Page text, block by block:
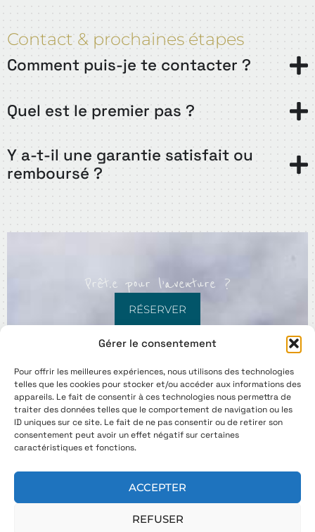
Gérer le consentement
Pour offrir les meilleures expériences, nous utilisons des technologies
telles que les cookies pour stocker et/ou accéder aux informations des
appareils. Le fait de consentir à ces technologies nous permettra de
traiter des données telles que le comportement de navigation ou les
ID uniques sur ce site. Le fait de ne pas consentir ou de retirer son
consentement peut avoir un effet négatif sur certaines
caractéristiques et fonctions.
ACCEPTER
REFUSER
Contact & prochaines étapes
Comment puis-je te contacter ?
Quel est le premier pas ?
Y a-t-il une garantie satisfait ou
remboursé ?
Prêt.e pour l’aventure ?
RÉSERVER